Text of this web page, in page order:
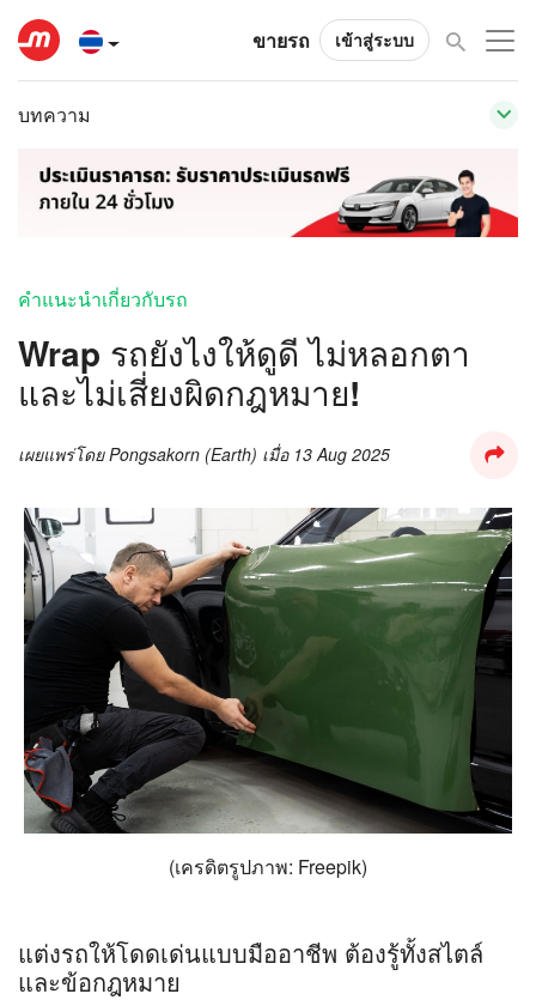
ขายรถ เข้าสู่ระบบ
บทความ
คำแนะนำเกี่ยวกับรถ
Wrap รถยังไงให้ดูดี ไม่หลอกตา
และไม่เสี่ยงผิดกฎหมาย!
เผยแพร่โดยPongsakorn (Earth) เมื่อ 13 Aug 2025
(เครดิตรูปภาพ: Freepik)
แต่งรถให้โดดเด่นแบบมืออาชีพ ต้องรู้ทั้งสไตล์
และข้อกฎหมาย